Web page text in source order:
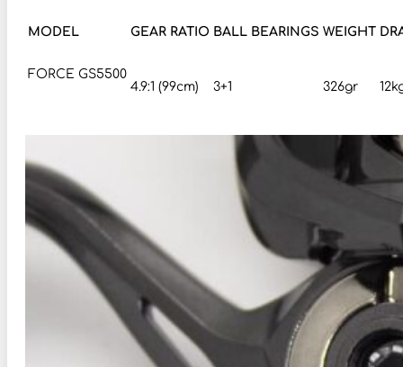
MODEL GEAR RATIO BALL BEARINGS WEIGHT
FORCE GS5500
4.9:1 (99cm)
3+1 326gr